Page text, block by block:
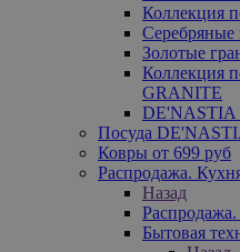
Коллекция
Серебряные
Золотые
Коллекция
GRANITE
DE'NASTIA
Посуда
Ковры от 699 руб
Распродажа.
Назад
Бытовая